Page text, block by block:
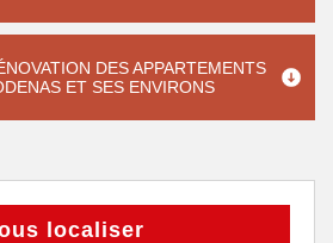
DES APPARTEMENTS
ET SES ENVIRONS
localiser